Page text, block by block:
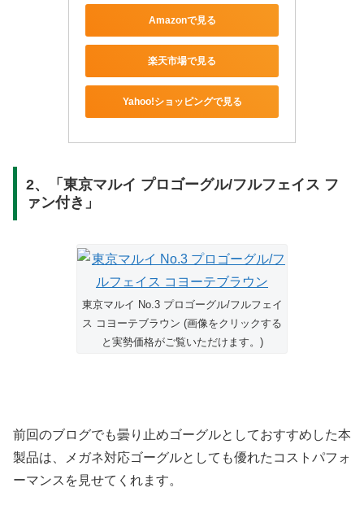
Amazonで見る
楽天市場で見る
Yahoo!ショッピングで見る
2、「東京マルイ プロゴーグル/フルフェイス フ
ァン付き」
東京マルイ No.3 プロゴーグル/フルフェイ
ス コヨーテブラウン (画像をクリックする
と実勢価格がご覧いただけます。)
前回のブログでも曇り止めゴーグルとしておすすめした本
製品は、メガネ対応ゴーグルとしても優れたコストパフォ
ーマンスを見せてくれます。